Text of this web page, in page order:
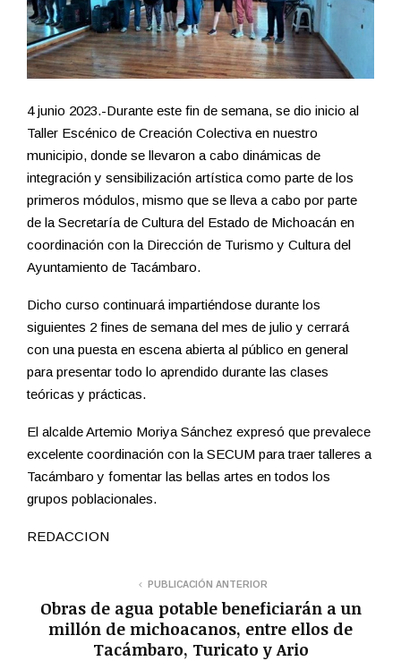
4 junio 2023.-Durante este fin de semana, se dio inicio al
Taller Escénico de Creación Colectiva en nuestro
municipio, donde se llevaron a cabo dinámicas de
integración y sensibilización artística como parte de los
primeros módulos, mismo que se lleva a cabo por parte
de la Secretaría de Cultura del Estado de Michoacán en
coordinación con la Dirección de Turismo y Cultura del
Ayuntamiento de Tacámbaro.
Dicho curso continuará impartiéndose durante los
siguientes 2 fines de semana del mes de julio y cerrará
con una puesta en escena abierta al público en general
para presentar todo lo aprendido durante las clases
teóricas y prácticas.
El alcalde Artemio Moriya Sánchez expresó que prevalece
excelente coordinación con la SECUM para traer talleres a
Tacámbaro y fomentar las bellas artes en todos los
grupos poblacionales.
REDACCION
PUBLICACIÓN ANTERIOR
Obras de agua potable beneficiarán a un
millón de michoacanos, entre ellos de
Tacámbaro, Turicato y Ario